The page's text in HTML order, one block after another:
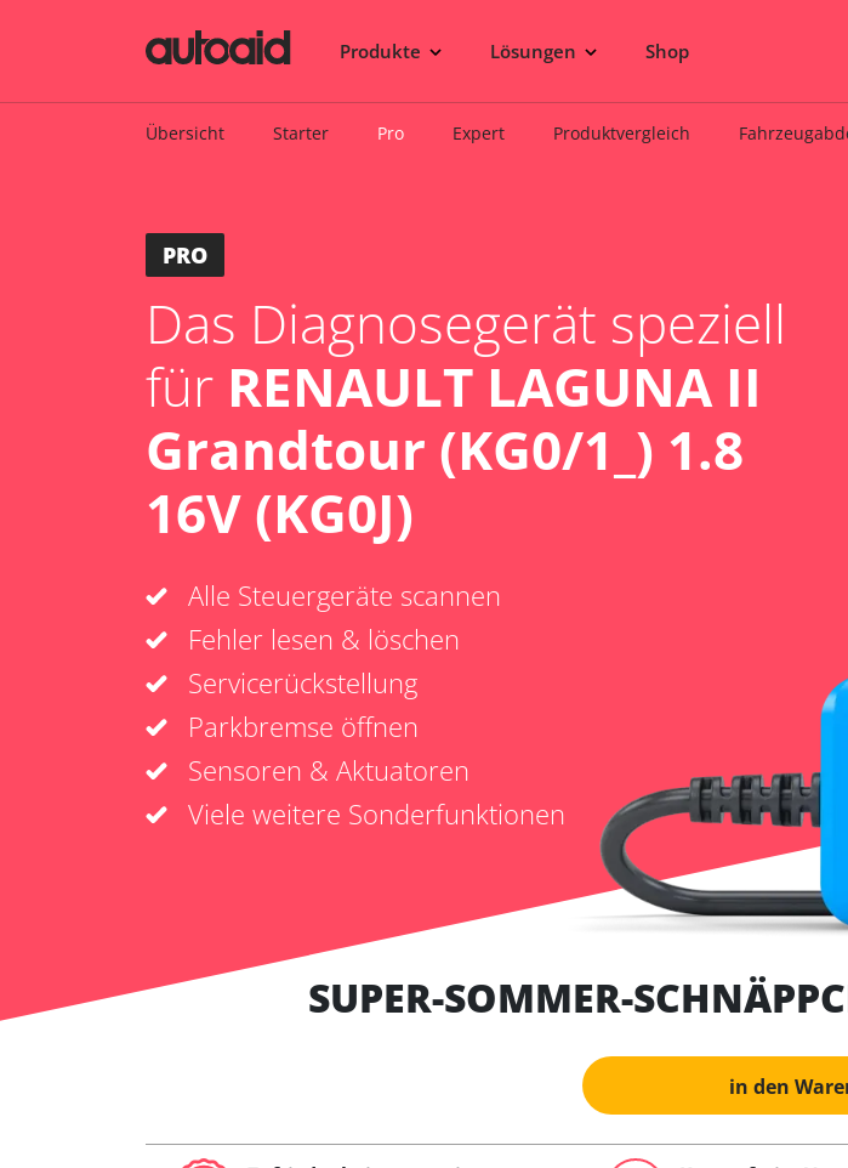
Produkte Lösungen Shop
Übersicht Starter Pro Expert Produktvergleich
PRO
Das Diagnosegerät speziell
für RENAULT LAGUNA II
Grandtour (KG0/1_) 1.8
16V (KG0J)
Alle Steuergeräte scannen
Fehler lesen & löschen
Servicerückstellung
Parkbremse öffnen
Sensoren & Aktuatoren
Viele weitere Sonderfunktionen
SUPER-SOMMER-
in den